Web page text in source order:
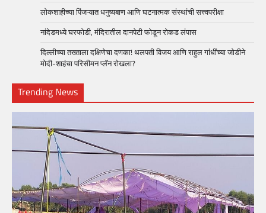
लोकशाहीच्या पिंजऱ्यात धनुष्यबाण आणि घटनात्मक संस्थांची सत्त्वपरीक्षा
नांदेडमध्ये घरफोडी, मंदिरातील दानपेटी फोडून रोकड लंपास
दिल्लीच्या तख्ताला दक्षिणेचा दणका! थलपती विजय आणि राहुल गांधींच्या जोडीने
मोदी-शाहंचा परिसीमन प्लॅन रोखला?
Trending News